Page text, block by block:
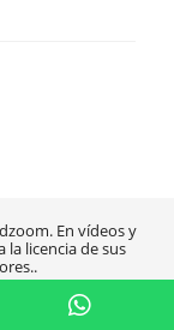
En vídeos y
la licencia de sus
.
contacto